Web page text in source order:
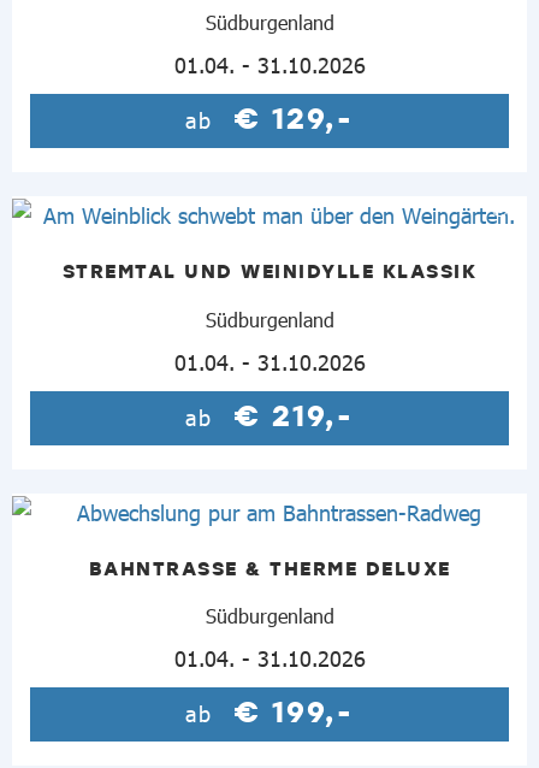
Südburgenland
01.04. - 31.10.2026
ab € 129,-
STREMTAL UND WEINIDYLLE KLASSIK
Südburgenland
01.04. - 31.10.2026
ab € 219,-
BAHNTRASSE & THERME DELUXE
Südburgenland
01.04. - 31.10.2026
ab € 199,-